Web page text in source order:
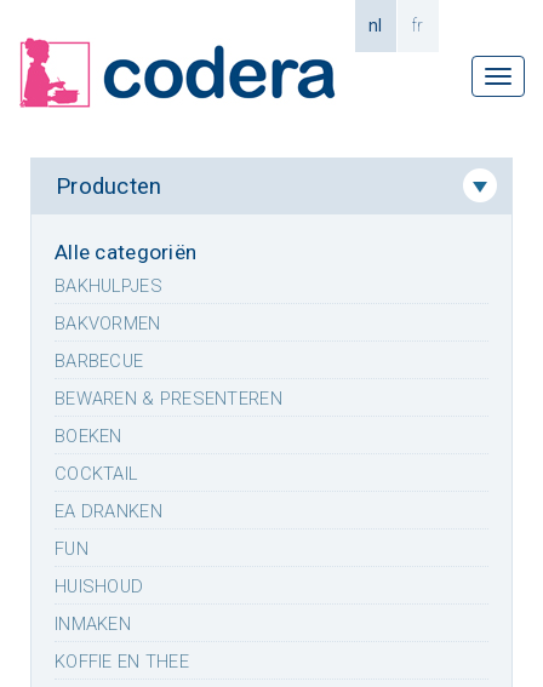
nl fr
Producten
Alle categoriën
BAKHULPJES
BAKVORMEN
BARBECUE
BEWAREN & PRESENTEREN
BOEKEN
COCKTAIL
EA DRANKEN
FUN
HUISHOUD
INMAKEN
KOFFIE EN THEE